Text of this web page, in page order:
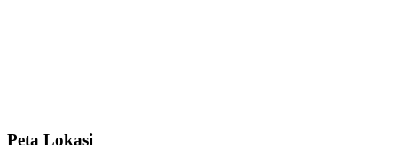
Peta Lokasi